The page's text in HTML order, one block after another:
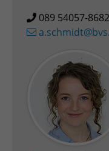
089 54057-8682
Zweck
Anbieter PHP
Laufzeit Session
Zweck